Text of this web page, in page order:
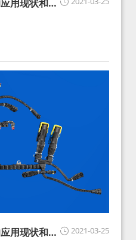
用现状和展
2021-03-25
用现状和展